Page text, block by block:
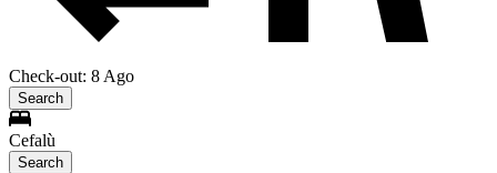
Check-out: 8 Ago
Search
Cefalù
Search